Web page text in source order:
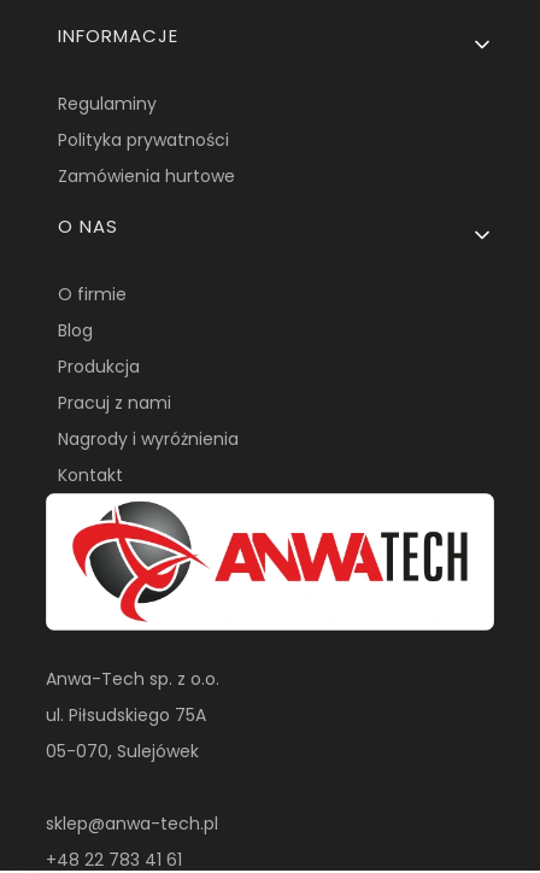
INFORMACJE
Regulaminy
Polityka prywatności
Zamówienia hurtowe
O NAS
O firmie
Blog
Produkcja
Pracuj z nami
Nagrody i wyróżnienia
Kontakt
Anwa-Tech sp. z o.o.
ul. Piłsudskiego 75A
05-070, Sulejówek
sklep@anwa-tech.pl
+48 22 783 41 61